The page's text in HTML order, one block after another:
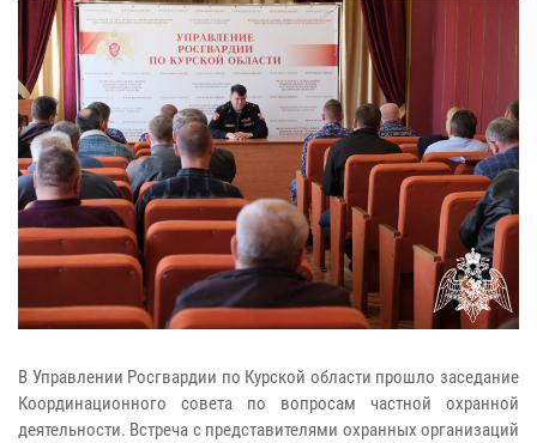
В Управлении Росгвардии по Курской области прошло заседание
Координационного совета по вопросам частной охранной
деятельности. Встреча с представителями охранных организаций